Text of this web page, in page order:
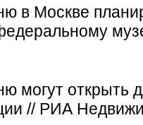
в Москве
могут открыть
// РИА